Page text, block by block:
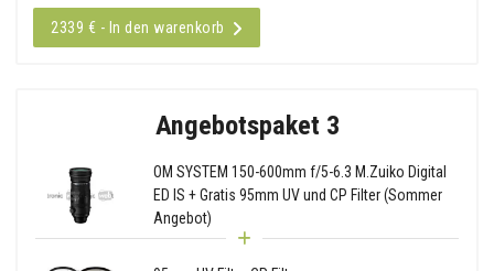
2339 € - In den warenkorb
Angebotspaket 3
OM SYSTEM 150-600mm f/5-6.3 M.Zuiko Digital
ED IS + Gratis 95mm UV und CP Filter (Sommer
Angebot)